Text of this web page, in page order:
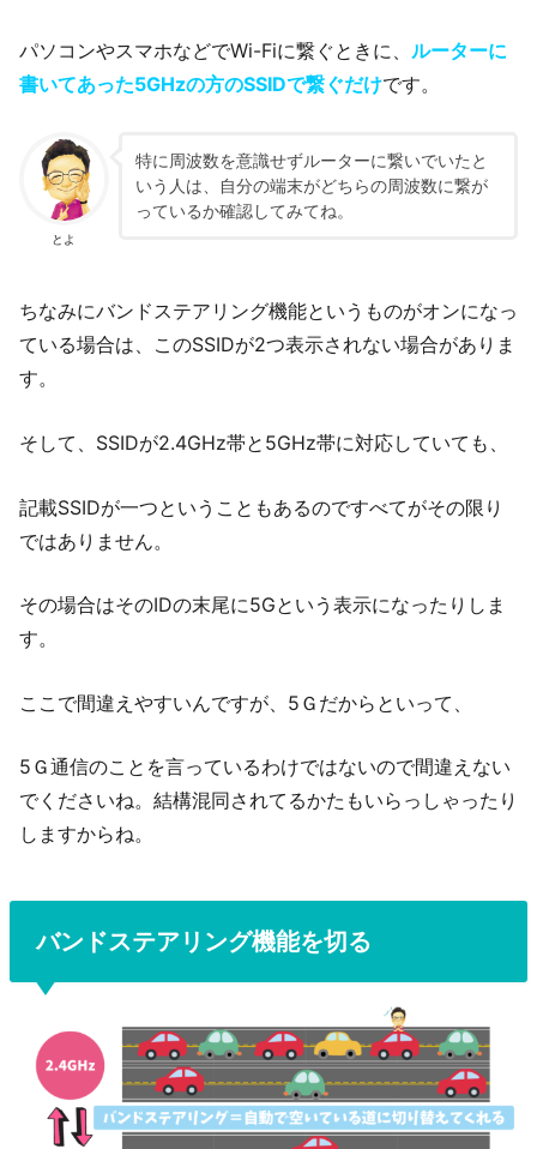
パソコンやスマホなどでWi-Fiに繋ぐときに、 ルーターに
書いてあった5GHzの方のSSIDで繋ぐだけです。
とよ
特に周波数を意識せずルーターに繋いでいたと
いう人は、自分の端末がどちらの周波数に繋が
っているか確認してみてね。
ちなみにバンドステアリング機能というものがオンになっ
ている場合は、このSSIDが2つ表示されない場合がありま
す。
そして、SSIDが2.4GHz帯と5GHz帯に対応していても、
記載SSIDが一つということもあるのですべてがその限り
ではありません。
その場合はそのIDの末尾に5Gという表示になったりしま
す。
ここで間違えやすいんですが、5Ｇだからといって、
5Ｇ通信のことを言っているわけではないので間違えない
でくださいね。結構混同されてるかたもいらっしゃったり
しますからね。
バンドステアリング機能を切る